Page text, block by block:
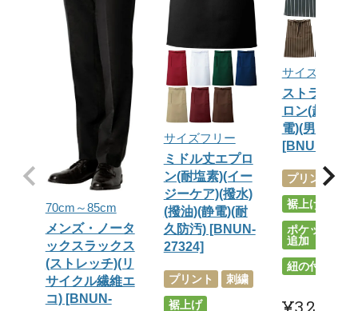
70cm～85cm
メンズ・ノータ
ックスラックス
(ストレッチ)(リ
サイクル繊維エ
コ) [BNUN-
サイズフリー
ミドル丈エプロ
ン(耐塩素)(イー
ジーケア)(撥水)
(撥油)(静電)(耐
久防汚) [BNUN-
27324]
プリント
刺繍
裾上げ
サイズフリー
ストライプ
ロン(超撥水
電)(男女兼用)
[BNUN-
プリント
裾上げ
ポケット外し
追加
紐の付替え